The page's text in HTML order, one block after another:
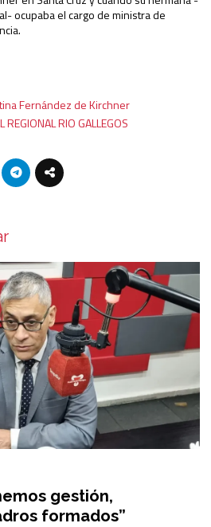
ocupaba el cargo de ministra de
Fernández de Kirchner
REGIONAL RIO GALLEGOS
gestión,
formados”